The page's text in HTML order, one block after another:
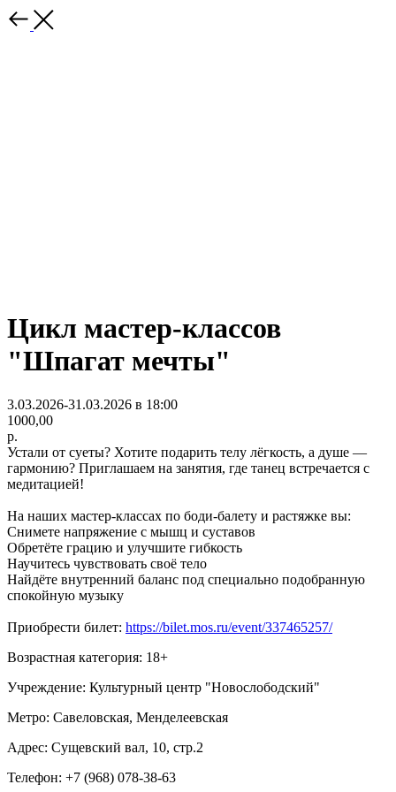
Цикл мастер-классов
"Шпагат мечты"
3.03.2026-31.03.2026 в 18:00
1000,00
р.
Устали от суеты? Хотите подарить телу лёгкость, а душе —
гармонию? Приглашаем на занятия, где танец встречается с
медитацией!
На наших мастер-классах по боди-балету и растяжке вы:
Снимете напряжение с мышц и суставов
Обретёте грацию и улучшите гибкость
Научитесь чувствовать своё тело
Найдёте внутренний баланс под специально подобранную
спокойную музыку
Приобрести билет: https://bilet.mos.ru/event/337465257/
Возрастная категория: 18+
Учреждение: Культурный центр "Новослободский"
Метро: Савеловская, Менделеевская
Адрес: Сущевский вал, 10, стр.2
Телефон: +7 (968) 078-38-63